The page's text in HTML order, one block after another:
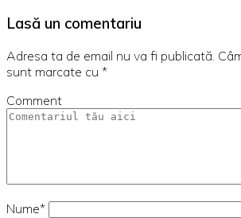
Lasă un comentariu
Adresa ta de email nu va fi publicată.
sunt marcate cu *
Comment
Nume*